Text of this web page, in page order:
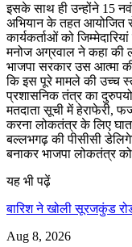
इसके साथ ही उन्होंने 15
अभियान के तहत आयोजित
कार्यकर्ताओं को
मनोज अग्रवाल ने कहा की
भाजपा सरकार उस आत्मा
कि इस पूरे मामले की उच्च
प्रशासनिक तंत्र का
मतदाता सूची में हेराफेरी,
करना लोकतंत्र के लिए
बल्लभगढ़ की पीसीसी
बनाकर भाजपा लोकतंत्र
यह भी पढ़ें
बारिश ने खोली सूरजकुंड
Aug 8, 2026